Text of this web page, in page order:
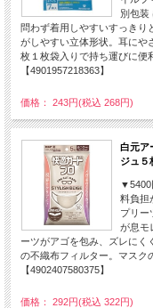
別包装
問わず着用しやすいすっきり
がしやすい立体形状。耳にや
枚１枚袋入りで持ち運びに
【4901957218363】
価格： 243円(税込 268円)
白元
ジュ５
▼5400
料負
プリ
が息モ
ーツがアゴを包み、ズレにく
の不織布フィルター。マス
【4902407580375】
価格： 292円(税込 322円)